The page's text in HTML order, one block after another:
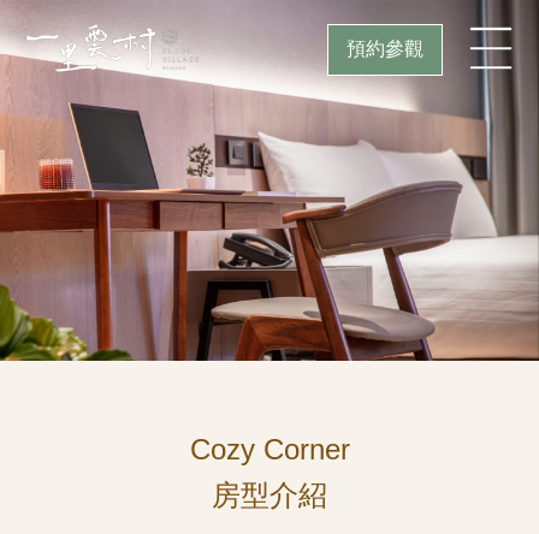
預約參觀
Cozy Corner
房型介紹